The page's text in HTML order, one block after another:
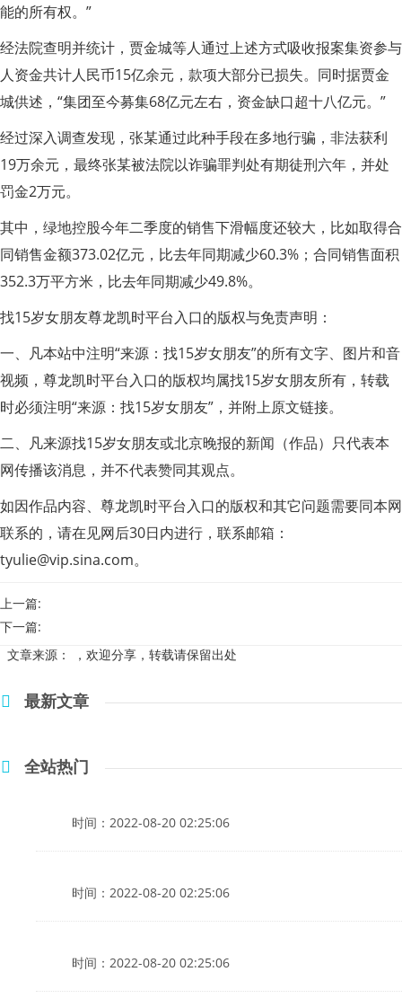
能的所有权。”
经法院查明并统计，贾金城等人通过上述方式吸收报案集资参与
人资金共计人民币15亿余元，款项大部分已损失。同时据贾金
城供述，“集团至今募集68亿元左右，资金缺口超十八亿元。”
经过深入调查发现，张某通过此种手段在多地行骗，非法获利
19万余元，最终张某被法院以诈骗罪判处有期徒刑六年，并处
罚金2万元。
其中，绿地控股今年二季度的销售下滑幅度还较大，比如取得合
同销售金额373.02亿元，比去年同期减少60.3%；合同销售面积
352.3万平方米，比去年同期减少49.8%。
找15岁女朋友尊龙凯时平台入口的版权与免责声明：
一、凡本站中注明“来源：找15岁女朋友”的所有文字、图片和音
视频，尊龙凯时平台入口的版权均属找15岁女朋友所有，转载
时必须注明“来源：找15岁女朋友”，并附上原文链接。
二、凡来源找15岁女朋友或北京晚报的新闻（作品）只代表本
网传播该消息，并不代表赞同其观点。
如因作品内容、尊龙凯时平台入口的版权和其它问题需要同本网
联系的，请在见网后30日内进行，联系邮箱：
tyulie@vip.sina.com。
上一篇:
下一篇:
文章来源：
，欢迎分享，转载请保留出处
最新文章
全站热门
时间：2022-08-20 02:25:06
时间：2022-08-20 02:25:06
时间：2022-08-20 02:25:06